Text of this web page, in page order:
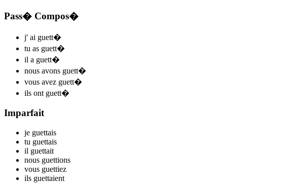
Pass� Compos�
j' ai guett�
tu as guett�
il a guett�
nous avons guett�
vous avez guett�
ils ont guett�
Imparfait
je guettais
tu guettais
il guettait
nous guettions
vous guettiez
ils guettaient